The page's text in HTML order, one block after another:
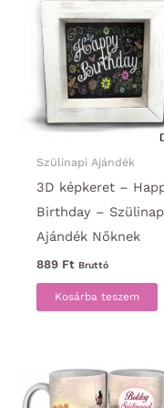
Szülinapi Ajándék
3D képkeret –
Birthday –
Ajándék Nőknek
889 Ft Bruttó
Kosárba teszem